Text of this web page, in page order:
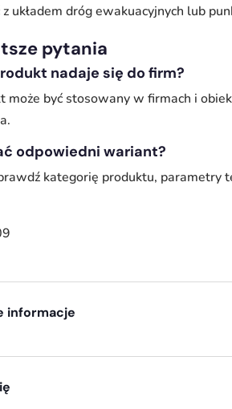
z układem dróg ewakuacyjnych lub
pytania
nadaje się do firm?
może być stosowany w firmach i
odpowiedni wariant?
kategorię produktu, parametry
informacje